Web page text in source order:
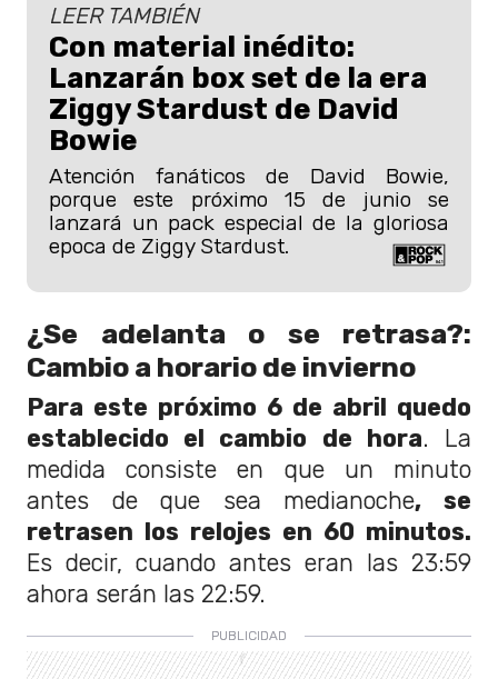
LEER TAMBIÉN
Con material inédito:
Lanzarán box set de la era
Ziggy Stardust de David
Bowie
Atención fanáticos de David Bowie,
porque este próximo 15 de junio se
lanzará un pack especial de la gloriosa
epoca de Ziggy Stardust.
¿Se adelanta o se retrasa?:
Cambio a horario de invierno
Para este próximo 6 de abril quedo
establecido el cambio de hora. La
medida consiste en que un minuto
antes de que sea medianoche, se
retrasen los relojes en 60 minutos.
Es decir, cuando antes eran las 23:59
ahora serán las 22:59.